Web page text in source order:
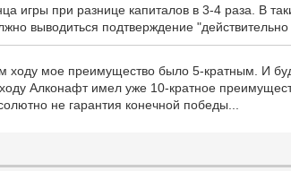
игры при разнице капиталов в 3-4 раза. В
выводиться подтверждение "действительно
мое преимущество было 5-кратным. И
Алконафт имел уже 10-кратное
не гарантия конечной победы...